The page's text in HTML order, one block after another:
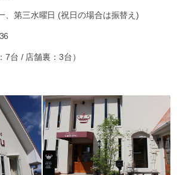
、第三水曜日 (祝日の場合は振替え)
台 / 店舗裏：3台）